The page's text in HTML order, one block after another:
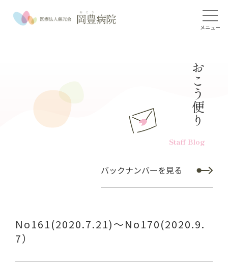
メニュー
おこう便り
Staff Blog
バックナンバーを見る
No161(2020.7.21)～No170(2020.9.
7）